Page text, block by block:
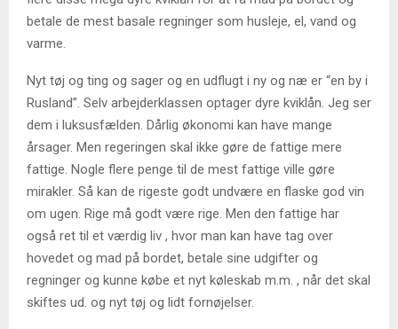
betale de mest basale regninger som husleje, el, vand og
varme.
Nyt tøj og ting og sager og en udflugt i ny og næ er “en by i
Rusland”. Selv arbejderklassen optager dyre kviklån. Jeg ser
dem i luksusfælden. Dårlig økonomi kan have mange
årsager. Men regeringen skal ikke gøre de fattige mere
fattige. Nogle flere penge til de mest fattige ville gøre
mirakler. Så kan de rigeste godt undvære en flaske god vin
om ugen. Rige må godt være rige. Men den fattige har
også ret til et værdig liv , hvor man kan have tag over
hovedet og mad på bordet, betale sine udgifter og
regninger og kunne købe et nyt køleskab m.m. , når det skal
skiftes ud. og nyt tøj og lidt fornøjelser.